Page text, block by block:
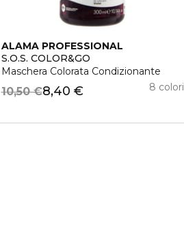
ALAMA PROFESSIONAL
S.O.S. COLOR&GO
Maschera Colorata Condizionante
8,40 €
10,50 € 8 colori